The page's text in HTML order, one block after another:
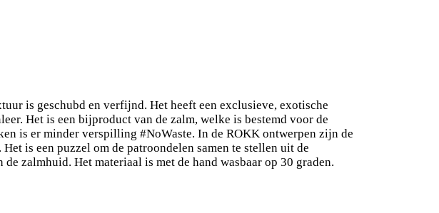
is geschubd en verfijnd. Het heeft een exclusieve, exotische
Het is een bijproduct van de zalm, welke is bestemd voor de
is er minder verspilling #NoWaste. In de ROKK ontwerpen zijn de
is een puzzel om de patroondelen samen te stellen uit de
zalmhuid. Het materiaal is met de hand wasbaar op 30 graden.